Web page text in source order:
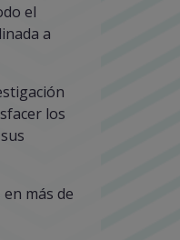
el
a
los
más de